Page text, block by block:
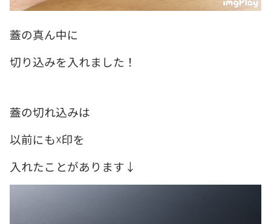
蓋の真ん中に
切り込みを入れました！
蓋の切れ込みは
以前にも☓印を
入れたことがあります↓